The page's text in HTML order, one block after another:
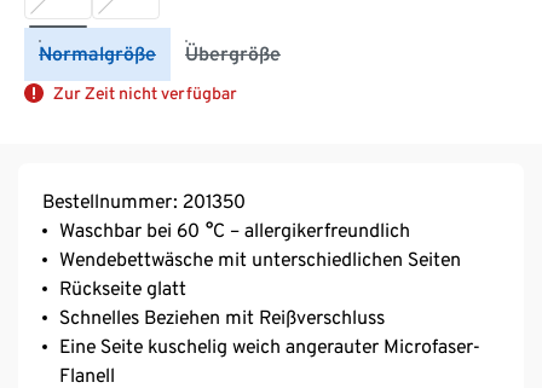
Normalgröße Übergröße
Zur Zeit nicht verfügbar
Bestellnummer: 201350
Waschbar bei 60 °C – allergikerfreundlich
Wendebettwäsche mit unterschiedlichen Seiten
Rückseite glatt
Schnelles Beziehen mit Reißverschluss
Eine Seite kuschelig weich angerauter Microfaser-
Flanell